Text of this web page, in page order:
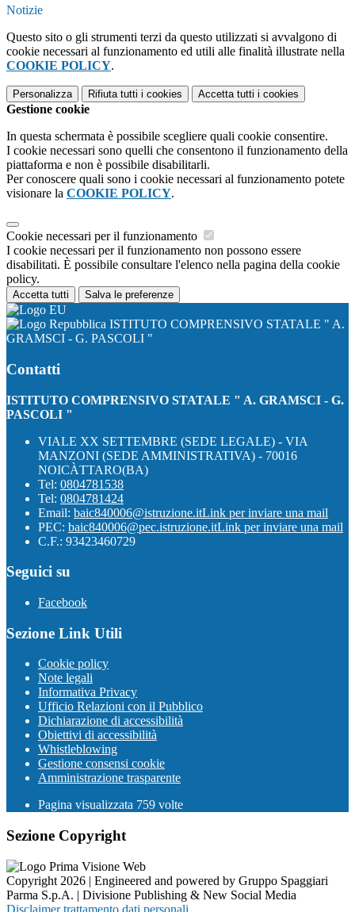
Notizie
Questo sito o gli strumenti terzi da questo utilizzati si avvalgono di
cookie necessari al funzionamento ed utili alle finalità illustrate nella
COOKIE POLICY.
Personalizza Rifiuta tutti i cookies Accetta tutti i cookies
Gestione cookie
In questa schermata è possibile scegliere quali cookie consentire.
I cookie necessari sono quelli che consentono il funzionamento della
piattaforma e non è possibile disabilitarli.
Per conoscere quali sono i cookie necessari al funzionamento potete
visionare la COOKIE POLICY.
Cookie necessari per il funzionamento
I cookie necessari per il funzionamento non possono essere
disabilitati. È possibile consultare l'elenco nella pagina della cookie
policy.
Accetta tutti Salva le preferenze
ISTITUTO COMPRENSIVO STATALE " A.
GRAMSCI - G. PASCOLI "
Contatti
ISTITUTO COMPRENSIVO STATALE " A. GRAMSCI - G.
PASCOLI "
VIALE XX SETTEMBRE (SEDE LEGALE) - VIA
MANZONI (SEDE AMMINISTRATIVA) - 70016
NOICÀTTARO(BA)
Tel: 0804781538
Tel: 0804781424
Email: baic840006@istruzione.itLink per inviare una mail
PEC: baic840006@pec.istruzione.itLink per inviare una mail
C.F.: 93423460729
Seguici su
Facebook
Sezione Link Utili
Cookie policy
Note legali
Informativa Privacy
Ufficio Relazioni con il Pubblico
Dichiarazione di accessibilità
Obiettivi di accessibilità
Whistleblowing
Gestione consensi cookie
Amministrazione trasparente
Pagina visualizzata 759 volte
Sezione Copyright
Copyright 2026 | Engineered and powered by Gruppo Spaggiari
Parma S.p.A. | Divisione Publishing & New Social Media
Disclaimer trattamento dati personali